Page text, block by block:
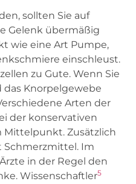
sollten Sie auf
Gelenk übermäßig
wie eine Art Pumpe,
einschleust.
zu Gute. Wenn Sie
Knorpelgewebe
Arten der
der konservativen
Mittelpunkt. Zusätzlich
Schmerzmittel. Im
in der Regel den
Wissenschaftler5